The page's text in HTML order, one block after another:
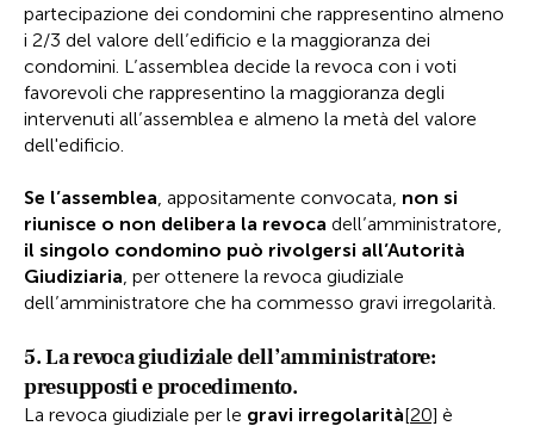
partecipazione dei condomini che rappresentino almeno
i 2/3 del valore dell’edificio e la maggioranza dei
condomini. L’assemblea decide la revoca con i voti
favorevoli che rappresentino la maggioranza degli
intervenuti all’assemblea e almeno la metà del valore
dell'edificio.
Se l’assemblea, appositamente convocata, non si
riunisce o non delibera la revoca dell’amministratore,
il singolo condomino può rivolgersi all’Autorità
Giudiziaria, per ottenere la revoca giudiziale
dell’amministratore che ha commesso gravi irregolarità.
5. La revoca giudiziale dell’amministratore:
presupposti e procedimento.
La revoca giudiziale per le gravi irregolarità[20] è